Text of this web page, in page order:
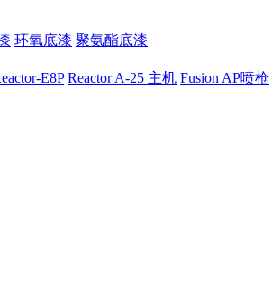
环氧底漆 聚氨酯底漆
E8P Reactor A-25 主机 Fusion AP喷枪